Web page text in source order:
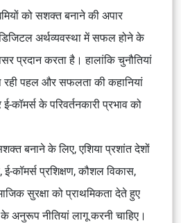
को सशक्त बनाने की अपार
अर्थव्यवस्था में सफल होने के
प्रदान करता है। हालांकि चुनौतियां
पहल और सफलता की कहानियां
कॉमर्स के परिवर्तनकारी प्रभाव को
बनाने के लिए, एशिया प्रशांत देशों
ई-कॉमर्स प्रशिक्षण, कौशल विकास,
सुरक्षा को प्राथमिकता देते हुए
नीतियां लागू करनी चाहिए।